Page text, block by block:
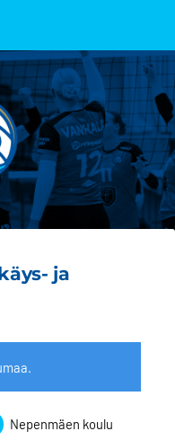
JUJU
ja
Nepenmäen koulu